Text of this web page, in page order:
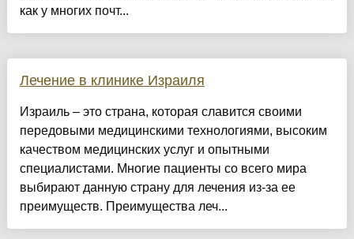
как у многих почт...
Лечение в клинике Израиля
Израиль – это страна, которая славится своими
передовыми медицинскими технологиями, высоким
качеством медицинских услуг и опытными
специалистами. Многие пациенты со всего мира
выбирают данную страну для лечения из-за ее
преимуществ. Преимущества леч...